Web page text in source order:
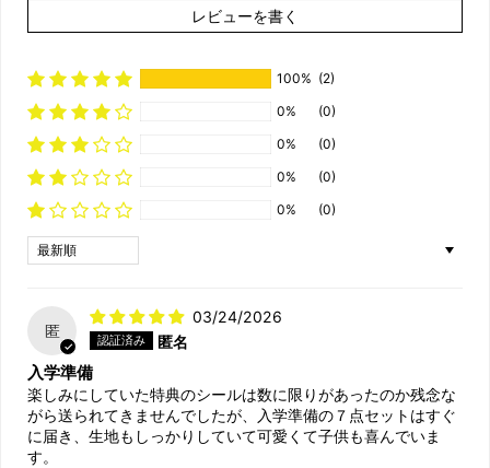
レビューを書く
100% (2)
0%
(0)
0%
(0)
0%
(0)
0%
(0)
Sort by
匿
03/24/2026
匿名
入学準備
楽しみにしていた特典のシールは数に限りがあったのか残念な
がら送られてきませんでしたが、入学準備の７点セットはすぐ
に届き、生地もしっかりしていて可愛くて子供も喜んでいま
す。